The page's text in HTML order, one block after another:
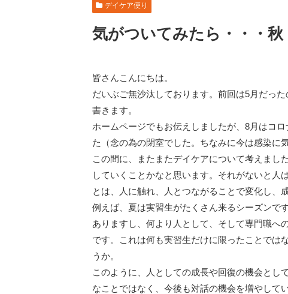
デイケア便り
気がついてみたら・・・秋
皆さんこんにちは。
だいぶご無沙汰しております。前回は5月だっ
書きます。
ホームページでもお伝えしましたが、8月はコ
た（念の為の閉室でした。ちなみに今は感染に
この間に、またまたデイケアについて考えまし
していくことかなと思います。それがないと人
とは、人に触れ、人とつながることで変化し、
例えば、夏は実習生がたくさん来るシーズンで
ありますし、何より人として、そして専門職へ
です。これは何も実習生だけに限ったことでは
うか。
このように、人としての成長や回復の機会とし
なことではなく、今後も対話の機会を増やして